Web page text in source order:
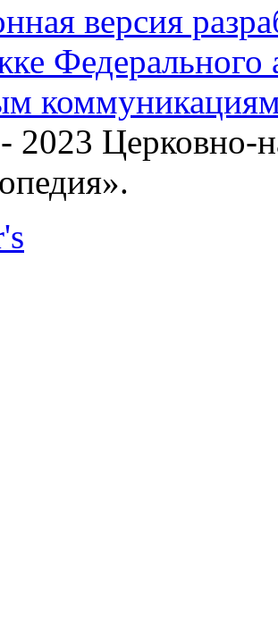
версия
Федерального
2023 Церковно-